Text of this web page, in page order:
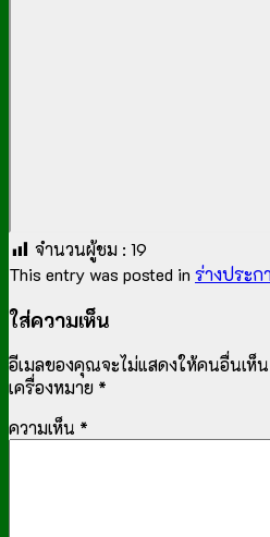
จำนวนผู้ชม : 19
This entry was posted in ร่างประก
ใส่ความเห็น
อีเมลของคุณจะไม่แสดงให้คนอื่นเห็น
เครื่องหมาย *
ความเห็น *